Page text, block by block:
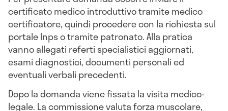
certificato medico introduttivo tramite medico
certificatore, quindi procedere con la richiesta sul
portale Inps o tramite patronato. Alla pratica
vanno allegati referti specialistici aggiornati,
esami diagnostici, documenti personali ed
eventuali verbali precedenti.
Dopo la domanda viene fissata la visita medico-
legale. La commissione valuta forza muscolare,